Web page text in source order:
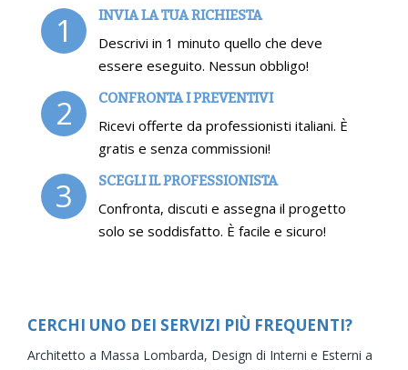
1 INVIA LA TUA RICHIESTA
Descrivi in 1 minuto quello che deve
essere eseguito. Nessun obbligo!
2 CONFRONTA I PREVENTIVI
Ricevi offerte da professionisti italiani. È
gratis e senza commissioni!
3 SCEGLI IL PROFESSIONISTA
Confronta, discuti e assegna il progetto
solo se soddisfatto. È facile e sicuro!
CERCHI UNO DEI SERVIZI PIÙ FREQUENTI?
Architetto a Massa Lombarda, Design di Interni e Esterni a